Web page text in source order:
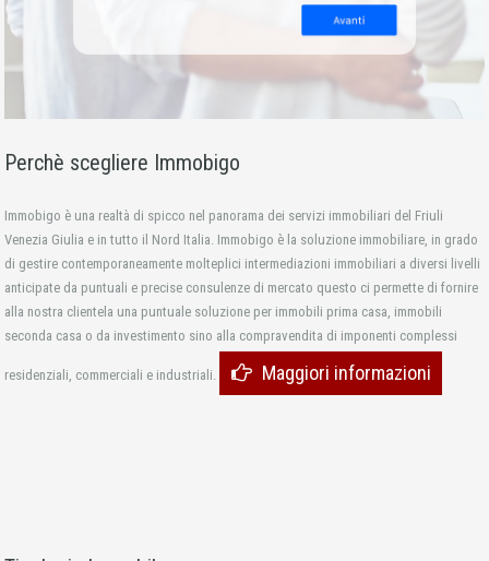
Perchè scegliere Immobigo
Immobigo è una realtà di spicco nel panorama dei servizi immobiliari del Friuli
Venezia Giulia e in tutto il Nord Italia. Immobigo è la soluzione immobiliare, in grado
di gestire contemporaneamente molteplici intermediazioni immobiliari a diversi livelli
anticipate da puntuali e precise consulenze di mercato questo ci permette di fornire
alla nostra clientela una puntuale soluzione per immobili prima casa, immobili
seconda casa o da investimento sino alla compravendita di imponenti complessi
residenziali, commerciali e industriali. Maggiori informazioni